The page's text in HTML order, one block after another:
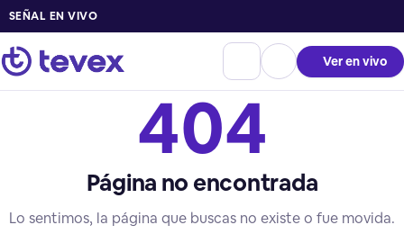
SEÑAL EN VIVO
Ver en vivo
404
Página no encontrada
Lo sentimos, la página que buscas no existe o fue movida.